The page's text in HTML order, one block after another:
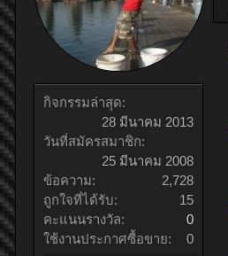
กิจกรรมล่าสุด:
28 มีนาคม 2013
วันที่สมัครสมาชิก:
25 มีนาคม 2008
ข้อความ:
2,728
ถูกใจที่ได้รับ:
15
คะแนนรางวัล:
0
ใช้งานประกาศซื้อขาย:
0